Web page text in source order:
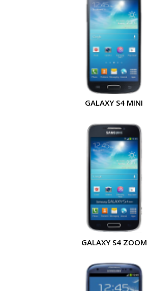
GALAXY S4 MINI
GALAXY S4 ZOOM